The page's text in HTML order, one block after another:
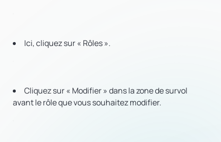
Ici, cliquez sur « Rôles ».
Cliquez sur « Modifier » dans la zone de survol
avant le rôle que vous souhaitez modifier.